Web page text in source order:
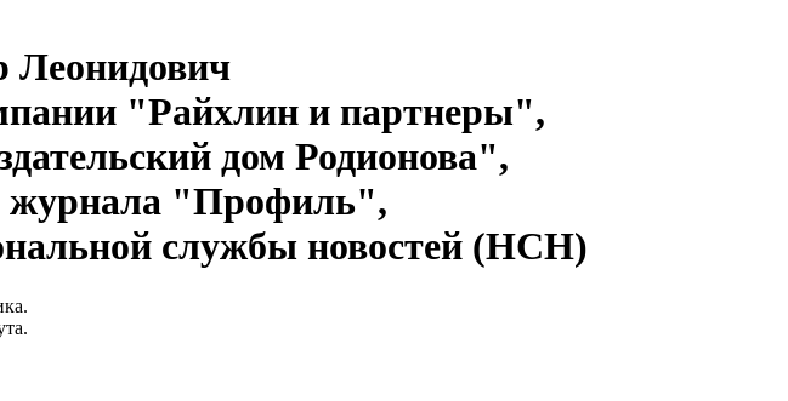
"Райхлин и партнеры",
дом Родионова",
журнала "Профиль",
службы новостей (НСН)